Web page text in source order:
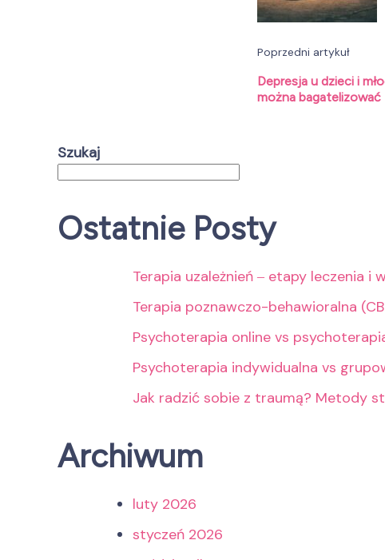
Poprzedni artykuł
Depresja u dzieci i
można bagatelizować
Szukaj
Ostatnie Posty
Terapia uzależnień ‒ etapy leczenia i
Terapia poznawczo-behawioralna
Psychoterapia online vs
Psychoterapia indywidualna vs
Jak radzić sobie z traumą? Metody
Archiwum
luty 2026
styczeń 2026